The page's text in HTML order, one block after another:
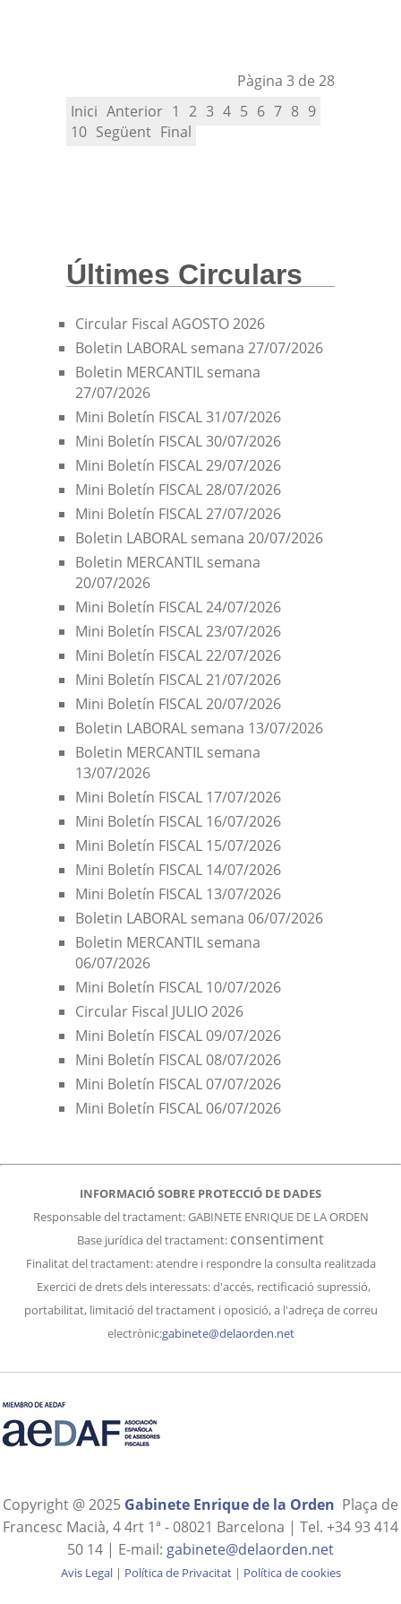
Pàgina 3 de 28
Inici Anterior 1 2 3 4 5 6 7 8 9
10 Següent Final
Últimes Circulars
Circular Fiscal AGOSTO 2026
Boletin LABORAL semana 27/07/2026
Boletin MERCANTIL semana
27/07/2026
Mini Boletín FISCAL 31/07/2026
Mini Boletín FISCAL 30/07/2026
Mini Boletín FISCAL 29/07/2026
Mini Boletín FISCAL 28/07/2026
Mini Boletín FISCAL 27/07/2026
Boletin LABORAL semana 20/07/2026
Boletin MERCANTIL semana
20/07/2026
Mini Boletín FISCAL 24/07/2026
Mini Boletín FISCAL 23/07/2026
Mini Boletín FISCAL 22/07/2026
Mini Boletín FISCAL 21/07/2026
Mini Boletín FISCAL 20/07/2026
Boletin LABORAL semana 13/07/2026
Boletin MERCANTIL semana
13/07/2026
Mini Boletín FISCAL 17/07/2026
Mini Boletín FISCAL 16/07/2026
Mini Boletín FISCAL 15/07/2026
Mini Boletín FISCAL 14/07/2026
Mini Boletín FISCAL 13/07/2026
Boletin LABORAL semana 06/07/2026
Boletin MERCANTIL semana
06/07/2026
Mini Boletín FISCAL 10/07/2026
Circular Fiscal JULIO 2026
Mini Boletín FISCAL 09/07/2026
Mini Boletín FISCAL 08/07/2026
Mini Boletín FISCAL 07/07/2026
Mini Boletín FISCAL 06/07/2026
INFORMACIÓ SOBRE PROTECCIÓ DE DADES
Responsable del tractament: GABINETE ENRIQUE DE LA ORDEN
Base jurídica del tractament: consentiment
Finalitat deltractament: atendre i respondre la consulta realitzada
Exercici de drets dels interessats: d'accés, rectificació supressió,
portabilitat, limitació del tractament i oposició, a l'adreça de correu
electrònic:gabinete@delaorden.net
Copyright @ 2025 Gabinete Enrique de la Orden Plaça de
Francesc Macià, 4 4rt 1ª - 08021 Barcelona | Tel. +34 93 414
50 14 | E-mail: gabinete@delaorden.net
Avis Legal| Política de Privacitat| Política de cookies